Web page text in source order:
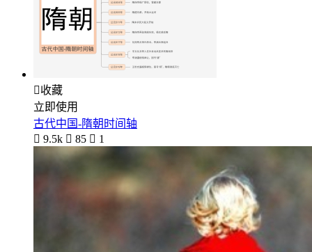
收藏
立即使用
古代中国-隋朝时间轴
 9.5k  85  1